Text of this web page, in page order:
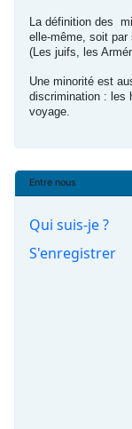
La définition des
elle-même, soit par
(Les juifs, les
Une minorité est
discrimination : les
voyage.
Entre nous
Qui suis-je ?
S'enregistrer